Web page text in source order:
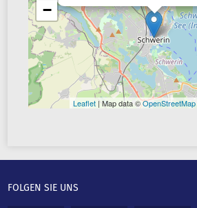
−
Leaflet | Map data ©OpenStreetMap
FOLGEN SIE UNS